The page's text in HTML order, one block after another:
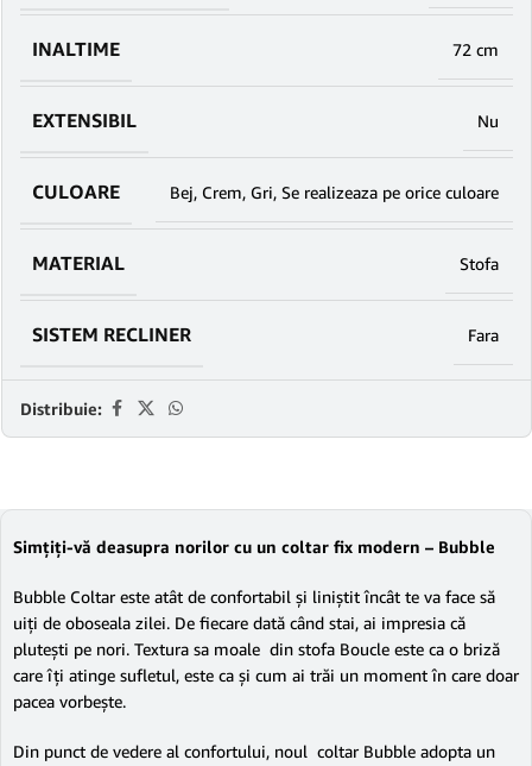
INALTIME 72 cm
EXTENSIBIL Nu
CULOARE Bej, Crem, Gri, Se realizeaza pe orice culoare
MATERIAL Stofa
SISTEM RECLINER Fara
Distribuie:
Simțiți-vă deasupra norilor cu un coltar fix modern – Bubble
Bubble Coltar este atât de confortabil și liniștit încât te va face să
uiți de oboseala zilei. De fiecare dată când stai, ai impresia că
plutești pe nori. Textura sa moale din stofa Boucle este ca o briză
care îți atinge sufletul, este ca și cum ai trăi un moment în care doar
pacea vorbește.
Din punct de vedere al confortului, noul coltar Bubble adopta un